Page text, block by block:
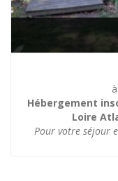
Hébergement
Loire
Pour votre séjour